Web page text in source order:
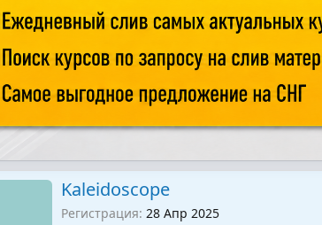
Kaleidoscope
Регистрация 28 Апр 2025